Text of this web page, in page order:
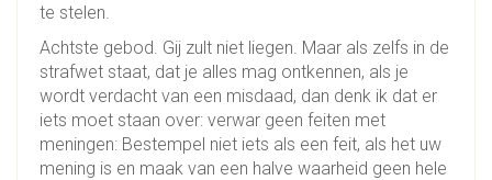
te stelen.
Achtste gebod. Gij zult niet liegen. Maar als zelfs in de
strafwet staat, dat je alles mag ontkennen, als je
wordt verdacht van een misdaad, dan denk ik dat er
iets moet staan over: verwar geen feiten met
meningen: Bestempel niet iets als een feit, als het uw
mening is en maak van een halve waarheid geen hele